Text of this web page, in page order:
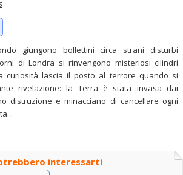
giungono bollettini circa strani disturbi
di Londra si rinvengono misteriosi cilindri
curiosità lascia il posto al terrore quando si
rivelazione: la Terra è stata invasa dai
distruzione e minacciano di cancellare ogni
interessarti